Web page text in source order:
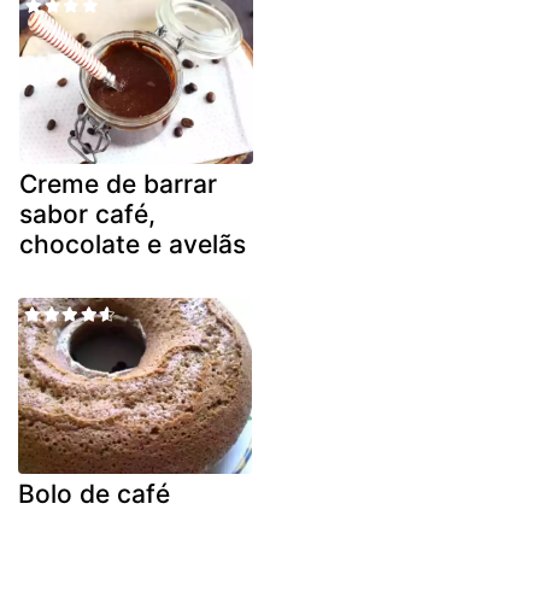
Creme de barrar
sabor café,
chocolate e avelãs
Bolo de café